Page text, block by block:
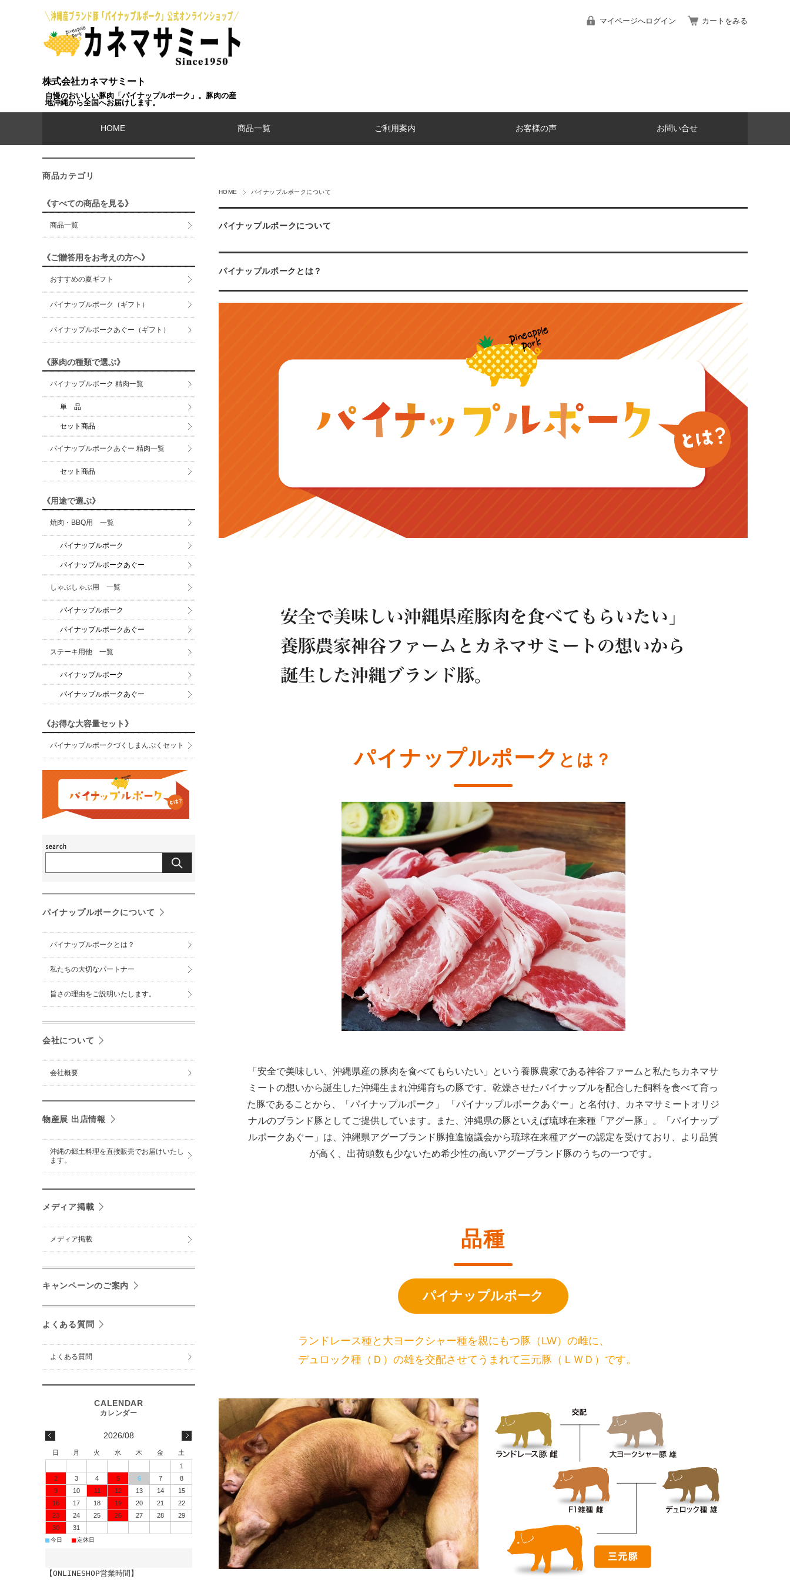
株式会社カネマサミート
自慢のおいしい豚肉「パイナップルポーク」。豚肉の産
地沖縄から全国へお届けします。
マイページへログイン カートをみる
HOME 商品一覧 ご利用案内 お客様の声 お問い合せ
HOME パイナップルポークについて
パイナップルポークについて
パイナップルポークとは？
パイナップルポーク とは？
「安全で美味しい、沖縄県産の豚肉を食べてもらいたい」という養豚農家である神谷ファームと私たちカネマサ
ミートの想いから誕生した沖縄生まれ沖縄育ちの豚です。乾燥させたパイナップルを配合した飼料を食べて育っ
た豚であることから、「パイナップルポーク」 「パイナップルポークあぐー」と名付け、カネマサミートオリジ
ナルのブランド豚としてご提供しています。また、沖縄県の豚といえば琉球在来種「アグー豚」。「パイナップ
ルポークあぐー」は、沖縄県アグーブランド豚推進協議会から琉球在来種アグーの認定を受けており、より品質
が高く、出荷頭数も少ないため希少性の高いアグーブランド豚のうちの一つです。
品種
パイナップルポーク
ランドレース種と大ヨークシャー種を親にもつ豚（LW）の雌に、
デュロック種（Ｄ）の雄を交配させてうまれて三元豚（ＬＷＤ）です。
商品カテゴリ
《すべての商品を見る》
商品一覧
《ご贈答用をお考えの方へ》
おすすめの夏ギフト
パイナップルポーク（ギフト）
パイナップルポークあぐー（ギフト）
《豚肉の種類で選ぶ》
パイナップルポーク 精肉一覧
単 品
セット商品
パイナップルポークあぐー 精肉一覧
セット商品
《用途で選ぶ》
焼肉・BBQ用 一覧
パイナップルポーク
パイナップルポークあぐー
しゃぶしゃぶ用 一覧
パイナップルポーク
パイナップルポークあぐー
ステーキ用他 一覧
パイナップルポーク
パイナップルポークあぐー
《お得な大容量セット》
パイナップルポークづくしまんぷくセット
パイナップルポークについて
パイナップルポークとは？
私たちの大切なパートナー
旨さの理由をご説明いたします。
会社について
会社概要
物産展 出店情報
沖縄の郷土料理を直接販売でお届けいたし
ます。
メディア掲載
メディア掲載
キャンペーンのご案内
よくある質問
よくある質問
2026/08
日 月 火 水 木 金
土
1
2
3 4 5 6 7
8
9
10 11 12 13 14
15
16
17 18 19 20 21
22
23
24 25 26 27 28
29
30
31
■今日 ■定休日
【ONLINESHOP営業時間】